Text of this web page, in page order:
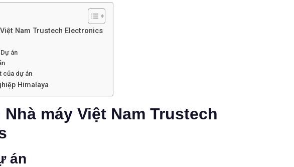
Nam Trustech Electronics
án
của dự án
Himalaya
máy Việt Nam Trustech
án